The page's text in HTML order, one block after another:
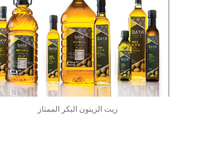
زيت الزيتون البكر الممتاز